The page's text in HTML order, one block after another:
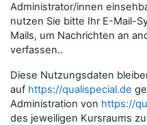
Administrator/innen
nutzen Sie bitte Ihr E-Mail-
Mails, um Nachrichten an
verfassen..
Diese Nutzungsdaten
auf https://qualispecial.de
Administration von https://
des jeweiligen Kursraums